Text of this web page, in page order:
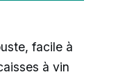
facile à
à vin